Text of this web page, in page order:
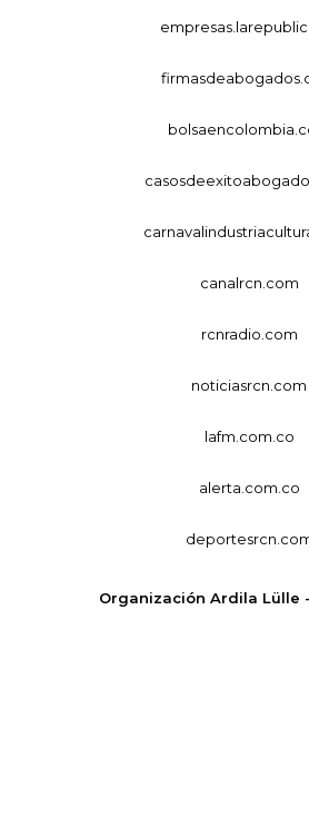
canalrcn.com
rcnradio.com
noticiasrcn.com
lafm.com.co
alerta.com.co
Organización Ardila Lülle